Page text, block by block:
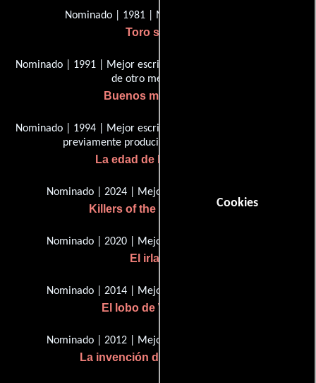
Cookies
Nominado | 1981 | Mejor director
Toro salvaje
Nominado | 1991 | Mejor escritura, guión basado en material
de otro medio
Buenos muchachos
Nominado | 1994 | Mejor escritura, guión basado en material
previamente producido o publicado
La edad de la inocencia
Nominado | 2024 | Mejor película del año
Killers of the Flower Moon
Nominado | 2020 | Mejor película del año
El irlandés
Nominado | 2014 | Mejor película del año
El lobo de Wall Street
Nominado | 2012 | Mejor película del año
La invención de Hugo Cabret